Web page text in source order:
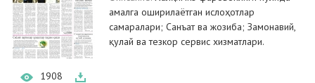
1908
амалга оширилаётган ислоҳотлар
самаралари; Санъат ва жозиба; Замонавий,
қулай ва тезкор сервис хизматлари.